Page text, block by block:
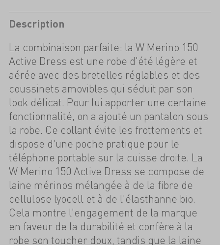
Description
La combinaison parfaite: la W Merino 150
Active Dress est une robe d'été légère et
aérée avec des bretelles réglables et des
coussinets amovibles qui séduit par son
look délicat. Pour lui apporter une certaine
fonctionnalité, on a ajouté un pantalon sous
la robe. Ce collant évite les frottements et
dispose d'une poche pratique pour le
téléphone portable sur la cuisse droite. La
W Merino 150 Active Dress se compose de
laine mérinos mélangée à de la fibre de
cellulose lyocell et à de l'élasthanne bio.
Cela montre l'engagement de la marque
en faveur de la durabilité et confère à la
robe son toucher doux, tandis que la laine